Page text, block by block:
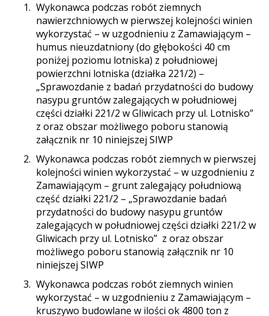
Wykonawca podczas robót ziemnych
nawierzchniowych w pierwszej kolejności winien
wykorzystać – w uzgodnieniu z Zamawiającym –
humus nieuzdatniony (do głębokości 40 cm
poniżej poziomu lotniska) z południowej
powierzchni lotniska (działka 221/2) –
„Sprawozdanie z badań przydatności do budowy
nasypu gruntów zalegających w południowej
części działki 221/2 w Gliwicach przy ul. Lotnisko”
z oraz obszar możliwego poboru stanowią
załącznik nr 10 niniejszej SIWP
Wykonawca podczas robót ziemnych w pierwszej
kolejności winien wykorzystać – w uzgodnieniu z
Zamawiającym – grunt zalegający południową
część działki 221/2 – „Sprawozdanie badań
przydatności do budowy nasypu gruntów
zalegających w południowej części działki 221/2 w
Gliwicach przy ul. Lotnisko” z oraz obszar
możliwego poboru stanowią załącznik nr 10
niniejszej SIWP
Wykonawca podczas robót ziemnych winien
wykorzystać – w uzgodnieniu z Zamawiającym –
kruszywo budowlane w ilości ok 4800 ton z